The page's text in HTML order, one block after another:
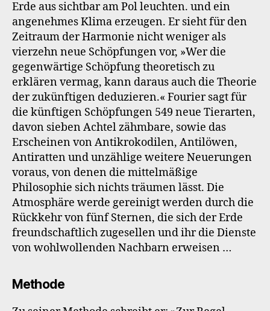
Erde aus sichtbar am Pol leuchten. und ein
angenehmes Klima erzeugen. Er sieht für den
Zeitraum der Harmonie nicht weniger als
vierzehn neue Schöpfungen vor, »Wer die
gegenwärtige Schöpfung theoretisch zu
erklären vermag, kann daraus auch die Theorie
der zukünftigen deduzieren.« Fourier sagt für
die künftigen Schöpfungen 549 neue Tierarten,
davon sieben Achtel zähmbare, sowie das
Erscheinen von Antikrokodilen, Antilöwen,
Antiratten und unzählige weitere Neuerungen
voraus, von denen die mittelmäßige
Philosophie sich nichts träumen lässt. Die
Atmosphäre werde gereinigt werden durch die
Rückkehr von fünf Sternen, die sich der Erde
freundschaftlich zugesellen und ihr die Dienste
von wohlwollenden Nachbarn erweisen …
Methode